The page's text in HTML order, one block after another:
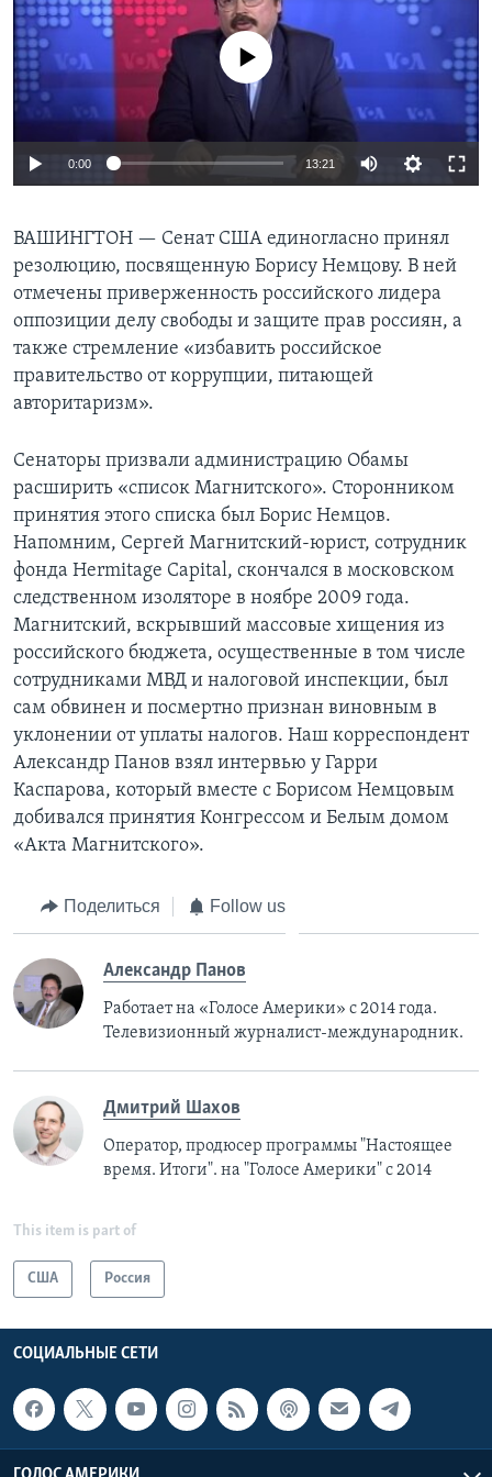
Learning English
СОЦИАЛЬНЫЕ СЕТИ
No media source currently available
0:00 13:21
ВАШИНГТОН — Cенат США единогласно принял
резолюцию, посвященную Борису Немцову. В ней
отмечены приверженность российского лидера
оппозиции делу свободы и защите прав россиян, а
также стремление «избавить российское
правительство от коррупции, питающей
авторитаризм».
Сенаторы призвали администрацию Обамы
расширить «список Магнитского». Сторонником
принятия этого списка был Борис Немцов.
Напомним, Сергей Магнитский-юрист, сотрудник
фонда Hermitage Capital, скончался в московском
следственном изоляторе в ноябре 2009 года.
Магнитский, вскрывший массовые хищения из
российского бюджета, осущественные в том числе
сотрудниками МВД и налоговой инспекции, был
сам обвинен и посмертно признан виновным в
уклонении от уплаты налогов. Наш корреспондент
Александр Панов взял интервью у Гарри
Каспарова, который вместе с Борисом Немцовым
добивался принятия Конгрессом и Белым домом
«Акта Магнитского».
Поделиться Follow us
Александр Панов
Работает на «Голосе Америки» с 2014 года.
Телевизионный журналист-международник.
Дмитрий Шахов
Оператор, продюсер программы "Настоящее
время. Итоги". на "Голосе Америки" с 2014
This item is part of
США Россия
СОЦИАЛЬНЫЕ СЕТИ